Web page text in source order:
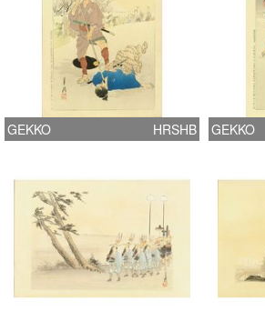
GEKKO HRSHB GEKKO